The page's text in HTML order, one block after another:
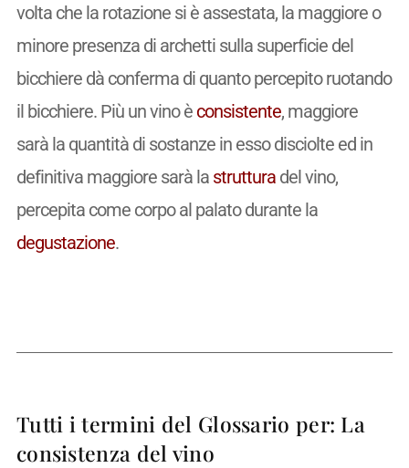
volta che la rotazione si è assestata, la maggiore o
minore presenza di archetti sulla superficie del
bicchiere dà conferma di quanto percepito ruotando
il bicchiere. Più un vino è consistente, maggiore
sarà la quantità di sostanze in esso disciolte ed in
definitiva maggiore sarà la strutturadel vino,
percepita come corpo al palato durante la
degustazione.
Tutti i termini del Glossario per: La
consistenza del vino